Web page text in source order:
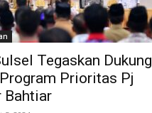
Tegaskan Dukung
Prioritas Pj
Bahtiar